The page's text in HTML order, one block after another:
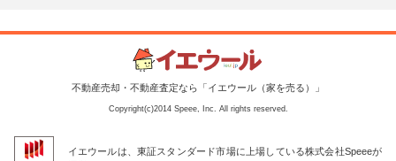
不動産売却・不動産査定なら「イエウール（家を売る）」
Copyright(c)2014 Speee, Inc. All rights reserved.
イエウールは、東証スタンダード市場に上場している株式会社Speeeが